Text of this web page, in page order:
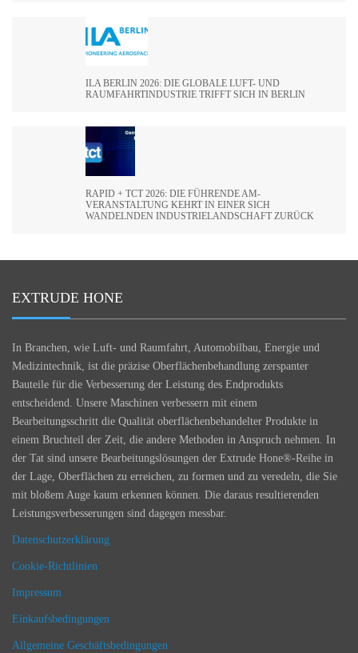
ILA BERLIN 2026: DIE GLOBALE LUFT- UND
RAUMFAHRTINDUSTRIE TRIFFT SICH IN BERLIN
RAPID + TCT 2026: DIE FÜHRENDE AM-
VERANSTALTUNG KEHRT IN EINER SICH
WANDELNDEN INDUSTRIELANDSCHAFT ZURÜCK
EXTRUDE HONE
In Branchen, wie Luft- und Raumfahrt, Automobilbau, Energie und
Medizintechnik, ist die präzise Oberflächenbehandlung zerspanter
Bauteile für die Verbesserung der Leistung des Endprodukts
entscheidend. Unsere Maschinen verbessern mit einem
Bearbeitungsschritt die Qualität oberflächenbehandelter Produkte in
einem Bruchteil der Zeit, die andere Methoden in Anspruch nehmen. In
der Tat sind unsere Bearbeitungslösungen der Extrude Hone®-Reihe in
der Lage, Oberflächen zu erreichen, zu formen und zu veredeln, die Sie
mit bloßem Auge kaum erkennen können. Die daraus resultierenden
Leistungsverbesserungen sind dagegen messbar.
Datenschutzerklärung
Cookie-Richtlinien
Impressum
Einkaufsbedingungen
Allgemeine Geschäftsbedingungen